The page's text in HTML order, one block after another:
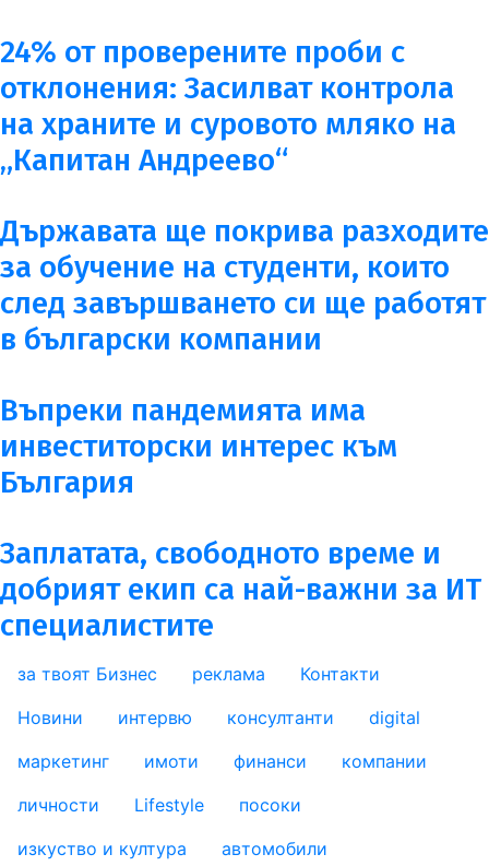
24% от проверените проби с
отклонения: Засилват контрола
на храните и суровото мляко на
„Капитан Андреево“
Държавата ще покрива разходите
за обучение на студенти, които
след завършването си ще работят
в български компании
Въпреки пандемията има
инвеститорски интерес към
България
Заплатата, свободното време и
добрият екип са най-важни за ИТ
специалистите
за твоят Бизнес реклама Контакти
footer_statii
Новини интервю консултанти
digital
маркетинг
имоти финанси
компании
личности
Lifestyle
посоки
изкуство и култура
автомобили